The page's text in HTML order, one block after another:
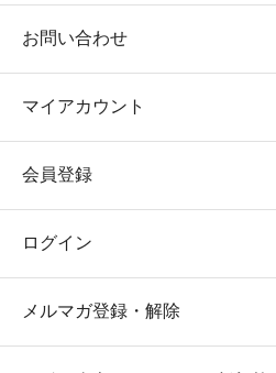
お問い合わせ
マイアカウント
会員登録
ログイン
メルマガ登録・解除